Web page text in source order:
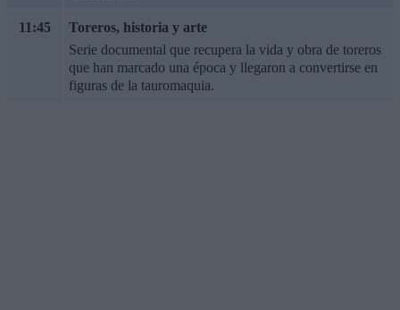
11:45
Toreros, historia y arte
Serie documental que recupera la vida y obra de toreros
que han marcado una época y llegaron a convertirse en
figuras de la tauromaquia.